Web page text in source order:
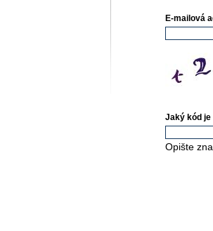
E-mailová
Jaký kód je
Opište